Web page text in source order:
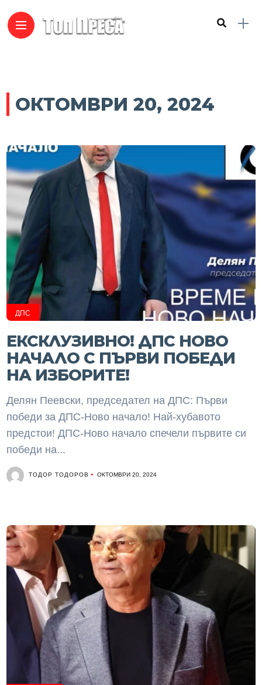
ОКТОМВРИ 20, 2024
ДПС
ЕКСКЛУЗИВНО! ДПС НОВО
НАЧАЛО С ПЪРВИ ПОБЕДИ
НА ИЗБОРИТЕ!
Делян Пеевски, председател на ДПС: Първи
победи за ДПС-Ново начало! Най-хубавото
предстои! ДПС-Ново начало спечели първите си
победи на...
ТОДОР ТОДОРОВ ОКТОМВРИ 20, 2024